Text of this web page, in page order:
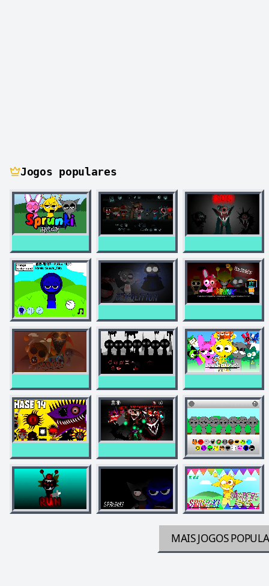
Jogos populares
MAIS JOGOS